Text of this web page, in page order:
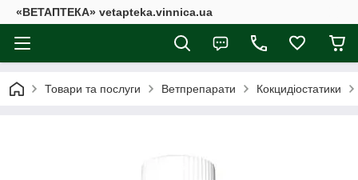
«ВЕТАПТЕКА» vetapteka.vinnica.ua
Товари та послуги Ветпрепарати Кокцидіостатики